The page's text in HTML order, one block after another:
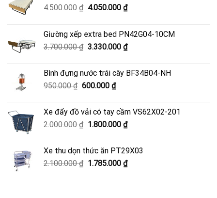
4.500.000₫ Giá
4.500.000 ₫.
4.050.000 ₫Giá
là:
4.050.000 ₫.
Giường xếp extra bed PN42G04-10CM
3.700.000₫ Giá
3.700.000 ₫.
3.330.000 ₫Giá
là:
Bình đựng nước trái cây BF34B04-NH
950.000₫ Giá
950.000 ₫.
600.000 ₫Giá
là:
600.000 ₫.
Xe đẩy đồ vải có tay cầm VS62X02-201
2.000.000₫ Giá
2.000.000 ₫.
1.800.000 ₫Giá
là:
1.800.000 ₫.
Xe thu dọn thức ăn PT29X03
2.100.000₫ Giá
1.785.000 ₫Giá